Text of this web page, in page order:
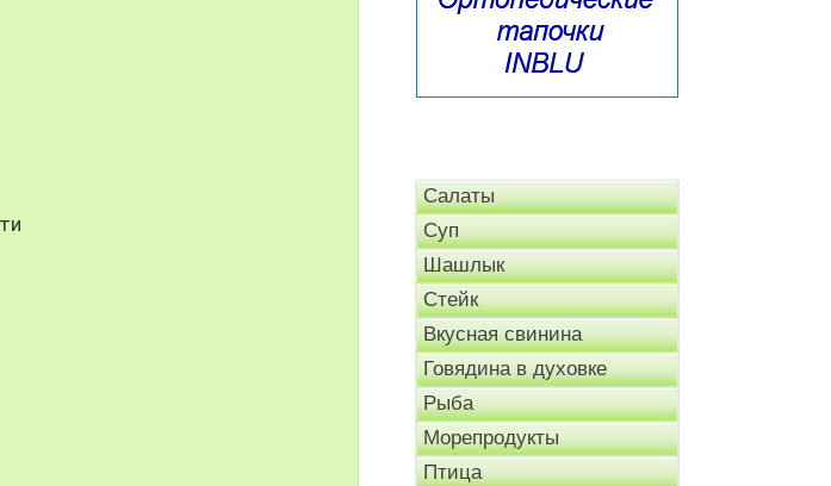
Салаты
Суп
Шашлык
Стейк
Вкусная свинина
Говядина в духовке
Рыба
Морепродукты
Птица